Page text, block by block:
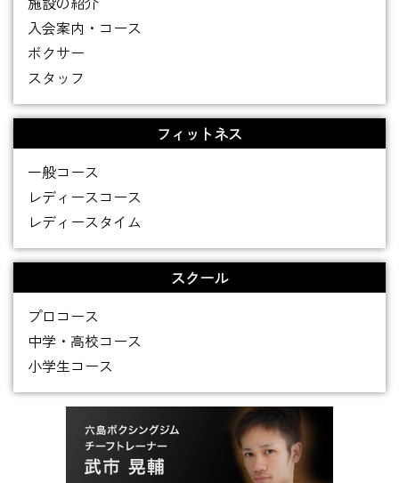
入会案内・コース
ボクサー
スタッフ
フィットネス
一般コース
レディースコース
レディースタイム
スクール
プロコース
中学・高校コース
小学生コース